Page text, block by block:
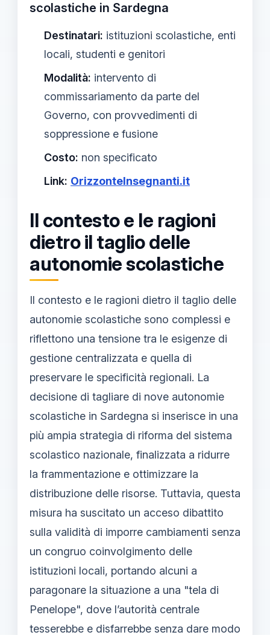
scolastiche in Sardegna
Destinatari: istituzioni scolastiche, enti
locali, studenti e genitori
Modalità: intervento di
commissariamento da parte del
Governo, con provvedimenti di
soppressione e fusione
Costo: non specificato
Link: OrizzonteInsegnanti.it
Il contesto e le ragioni
dietro il taglio delle
autonomie scolastiche
Il contesto e le ragioni dietro il taglio delle
autonomie scolastiche sono complessi e
riflettono una tensione tra le esigenze di
gestione centralizzata e quella di
preservare le specificità regionali. La
decisione di tagliare di nove autonomie
scolastiche in Sardegna si inserisce in una
più ampia strategia di riforma del sistema
scolastico nazionale, finalizzata a ridurre
la frammentazione e ottimizzare la
distribuzione delle risorse. Tuttavia, questa
misura ha suscitato un acceso dibattito
sulla validità di imporre cambiamenti senza
un congruo coinvolgimento delle
istituzioni locali, portando alcuni a
paragonare la situazione a una "tela di
Penelope", dove l’autorità centrale
tesserebbe e disfarrebbe senza dare modo